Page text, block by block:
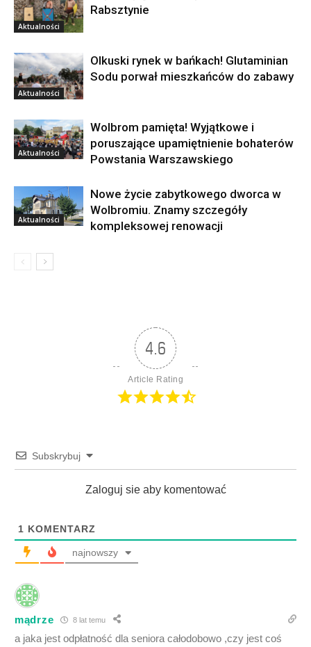
Aktualności
Rabsztynie
Aktualności
Olkuski rynek w bańkach! Glutaminian
Sodu porwał mieszkańców do zabawy
Aktualności
Wolbrom pamięta! Wyjątkowe i
poruszające upamiętnienie bohaterów
Powstania Warszawskiego
Aktualności
Nowe życie zabytkowego dworca w
Wolbromiu. Znamy szczegóły
kompleksowej renowacji
4.6
Article Rating
Subskrybuj
Zaloguj sie aby komentować
1 KOMENTARZ
najnowszy
mądrze 8 lat temu
a jaka jest odpłatność dla seniora całodobowo ,czy jest coś